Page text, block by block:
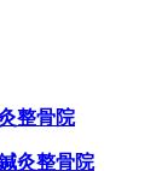
整骨院
灸整骨院